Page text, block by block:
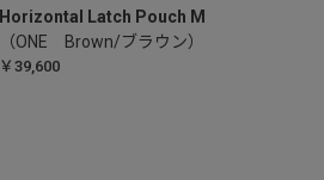
Horizontal Latch Pouch M
（ONE Brown/ブラウン）
￥39,600